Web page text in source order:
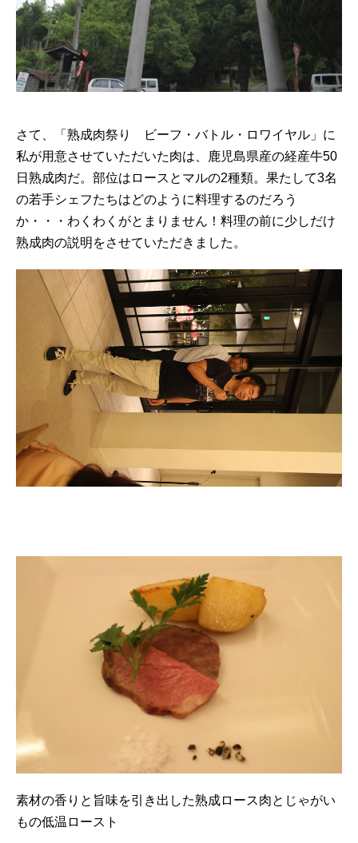
さて、「熟成肉祭り ビーフ・バトル・ロワイ ヤル」に
私が用意させていただいた肉は、鹿児島県産の経産牛50
日熟成肉だ。部位はロースとマルの2種類。果たして3名
の若手シェフたちはどのように料理するのだろう
か・・・わくわくがとまりません！料理の前に少しだけ
熟成肉の説明をさせていただきました。
素材の香りと旨味を引き出した熟成ロース肉とじゃがい
もの低温ロースト